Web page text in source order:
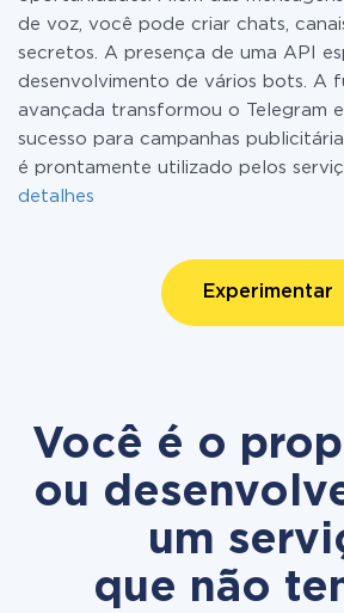
de voz, você pode criar chats,
secretos. A presença de uma API
desenvolvimento de vários bots. A
avançada transformou o Telegram
sucesso para campanhas
é prontamente utilizado pelos
detalhes
Experimentar
Você é o
ou
um
que não